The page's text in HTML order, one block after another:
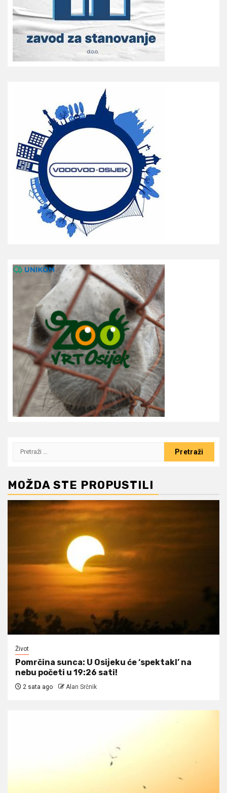
Pretraži:
MOŽDA STE PROPUSTILI
Život
Pomrčina sunca: U Osijeku će ‘spektakl’ na
nebu početi u 19:26 sati!
2 sata ago Alan Srčnik